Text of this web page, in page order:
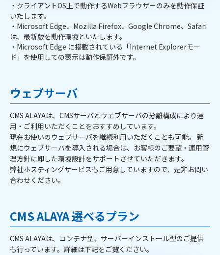
・クライアントOS上で動作するWebブラウザーのみを動作保証
いたします。
・Microsoft Edge、Mozilla Firefox、Google Chrome、Safari
は、最新版を動作環境といたします。
・Microsoft Edge に搭載されている「Internet Explorerモー
ド」を使用しての表示は動作保証外です。
ウェブサーバ
CMS ALAYAは、CMSサーバとウェブサーバの分離構成により運
用・ご利用いただくことをおすすめしています。
現在お使いのウェブサーバを継続利用いただくことも可能。 新
規にウェブサーバを導入される場合は、お客様のご要望・運用管
理方針に即した環境設計をサポートさせていただきます。
弊社ホスティングサービスもご用意していますので、是非お問い
合わせください。
CMS ALAYA 選べるプラン
CMS ALAYAは、コンテナ型、サーバーインストール型のご提供
も行っています。詳細は下記をご覧ください。